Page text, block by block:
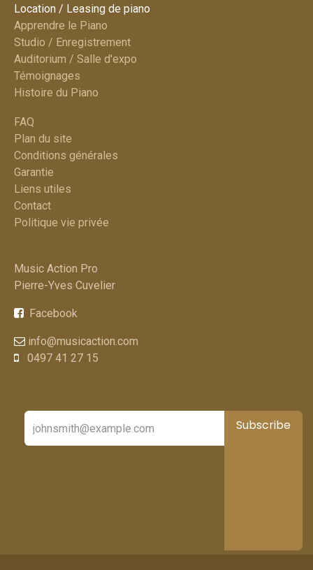
Location / Leasing de piano
Apprendre le Piano
Studio / Enregistrement
Auditorium / Salle d'expo
Témoignages
Histoire du Piano
Subscribe
FAQ
Plan du site​
Conditions générales
Garantie
Liens utiles
Contact
Politique vie privée
Music Action Pro​
Pierre-Yves Cuvelier
Facebook
info@musicaction.com
0497 41 27 15